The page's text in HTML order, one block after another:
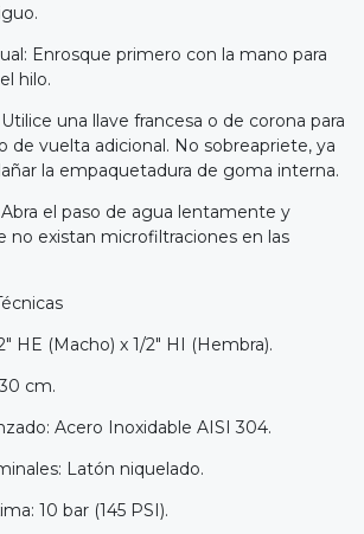
Enrosque primero con la mano para
hilo.
una llave francesa o de corona para
de vuelta adicional. No sobreapriete, ya
la empaquetadura de goma interna.
el paso de agua lentamente y
no existan microfiltraciones en las
HE (Macho) x 1/2" HI (Hembra).
cm.
Acero Inoxidable AISI 304.
Latón niquelado.
10 bar (145 PSI).